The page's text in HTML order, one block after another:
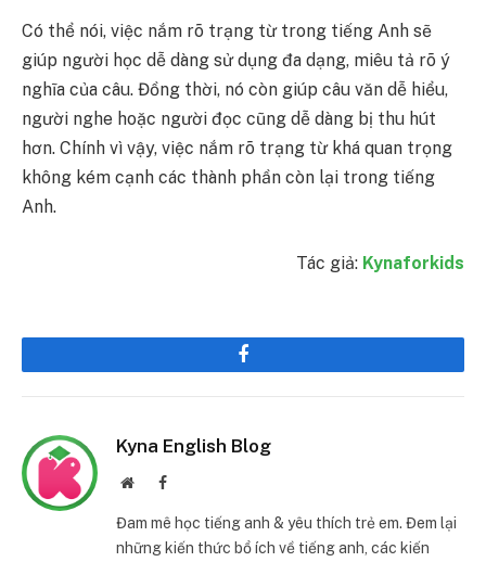
Có thể nói, việc nắm rõ trạng từ trong tiếng Anh sẽ
giúp người học dễ dàng sử dụng đa dạng, miêu tả rõ ý
nghĩa của câu. Đồng thời, nó còn giúp câu văn dễ hiểu,
người nghe hoặc người đọc cũng dễ dàng bị thu hút
hơn. Chính vì vậy, việc nắm rõ trạng từ khá quan trọng
không kém cạnh các thành phần còn lại trong tiếng
Anh.
Tác giả: Kynaforkids
Facebook
Kyna English Blog
WebsiteFacebook
Đam mê học tiếng anh & yêu thích trẻ em. Đem lại
những kiến thức bổ ích về tiếng anh, các kiến